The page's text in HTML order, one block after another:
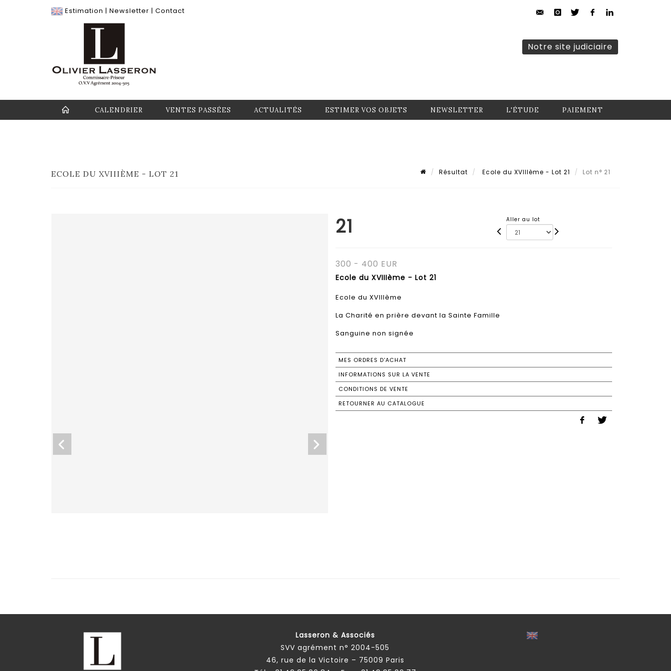
Estimation | Newsletter | Contact
Notre site judiciaire
CALENDRIER VENTES PASSÉES ACTUALITÉS ESTIMER VOS OBJETS NEWSLETTER L'ÉTUDE PAIEMENT
ECOLE DU XVIIIÈME - LOT 21 Résultat Ecole du XVIIIème - Lot 21 Lot n° 21
21 Aller au lot
300 - 400 EUR
Ecole du XVIIIème - Lot 21
Ecole du XVIIIème
La Charité en prière devant la Sainte Famille
Sanguine non signée
MES ORDRES D'ACHAT
INFORMATIONS SUR LA VENTE
CONDITIONS DE VENTE
RETOURNER AU CATALOGUE
Lasseron & Associés
SVV agrément n° 2004-505
46, rue de la Victoire – 75009 Paris